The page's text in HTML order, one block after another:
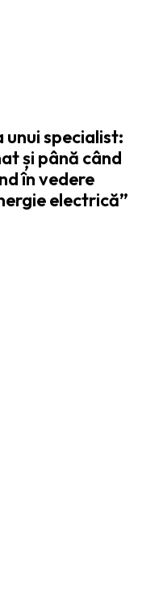
specialist:
și până când
în vedere
electrică”